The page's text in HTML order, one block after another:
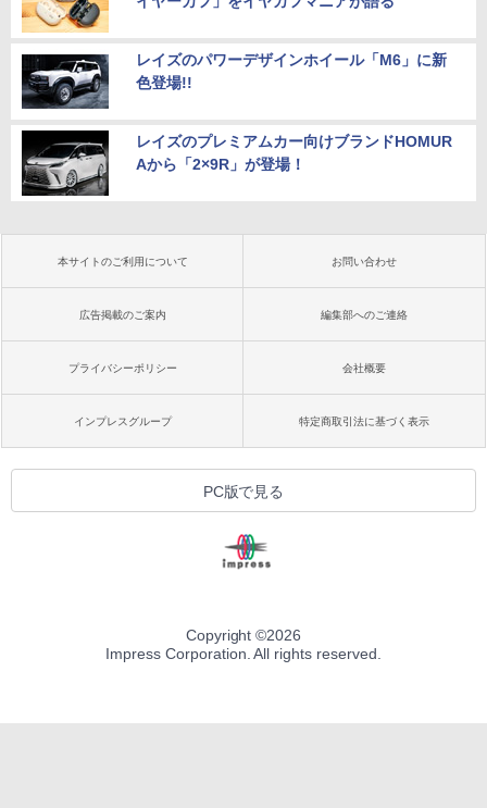
レイズのパワーデザインホイール「M6」に新
色登場!!
レイズのプレミアムカー向けブランドHOMUR
Aから「2×9R」が登場！
本サイトのご利用について お問い合わせ
広告掲載のご案内 編集部へのご連絡
プライバシーポリシー 会社概要
インプレスグループ 特定商取引法に基づく表示
PC版で見る
Copyright ©2026
Impress Corporation. All rights reserved.